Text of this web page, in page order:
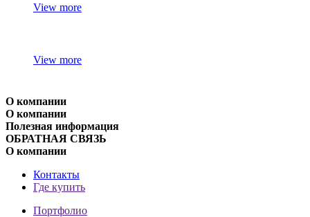
View more
View more
О компании
О компании
Полезная информация
ОБРАТНАЯ СВЯЗЬ
О компании
Контакты
Где купить
Портфолио